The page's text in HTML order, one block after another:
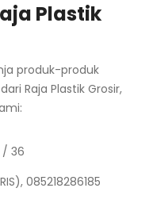
Plastik
produk-produk
Raja Plastik Grosir,
/ 36
085218286185